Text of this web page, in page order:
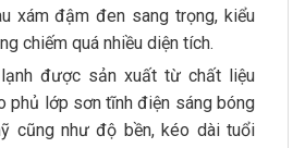
xám đậm đen sang trọng, kiểu
chiếm quá nhiều diện tích.
được sản xuất từ chất liệu
phủ lớp sơn tĩnh điện sáng bóng
cũng như độ bền, kéo dài tuổi